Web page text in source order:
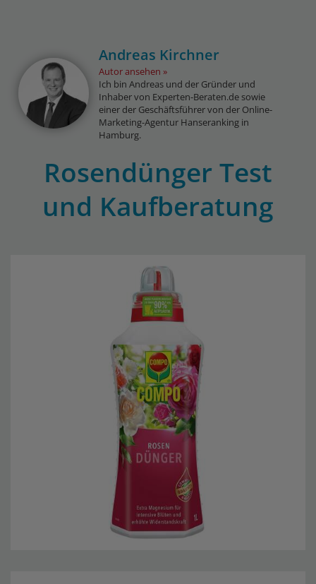
Andreas Kirchner
Autor ansehen
Ich bin Andreas und der Gründer und
Inhaber von Experten-Beraten.de sowie
einer der Geschäftsführer von der Online-
Marketing-Agentur Hanseranking in
Hamburg.
Rosendünger Test
und Kaufberatung